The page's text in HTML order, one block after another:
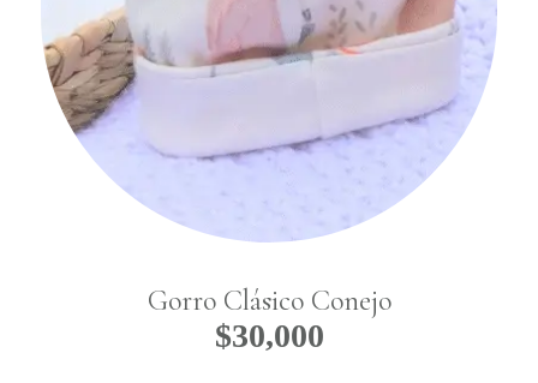
Gorro Clásico Conejo
$30,000